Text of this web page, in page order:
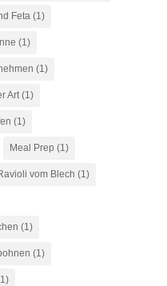
Feta(1)
(1)
(1)
Art(1)
(1)
Meal Prep (1)
vom Blech (1)
(1)
(1)